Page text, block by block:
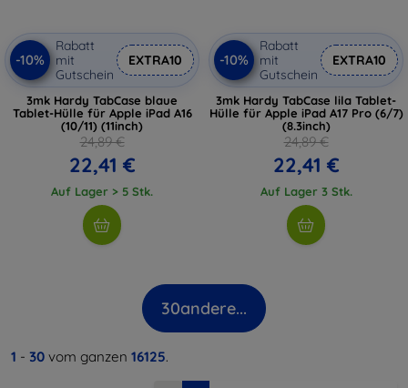
-10%
Rabatt
mit
Gutschein
EXTRA10
3mk Hardy TabCase blaue
Tablet-Hülle für Apple iPad A16
(10/11) (11inch)
24,89 €
22,41 €
Auf Lager > 5 Stk.
-10%
Rabatt
mit
Gutschein
EXTRA10
3mk Hardy TabCase lila Tablet-
Hülle für Apple iPad A17 Pro (6/7)
(8.3inch)
24,89 €
22,41 €
Auf Lager 3 Stk.
30andere...
1 - 30 vom ganzen 16125.